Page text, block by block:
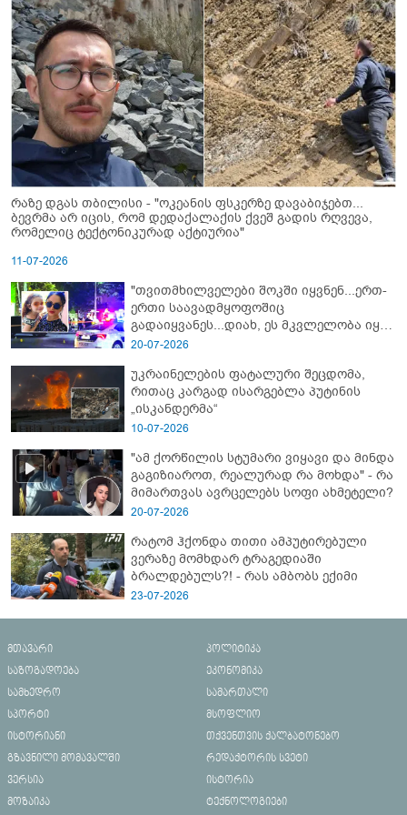
რაზე დგას თბილისი - "ოკეანის ფსკერზე დავაბიჯებთ...
ბევრმა არ იცის, რომ დედაქალაქის ქვეშ გადის რღვევა,
რომელიც ტექტონიკურად აქტიურია"
11-07-2026
"თვითმხილველები შოკში იყვნენ...ერთ-
ერთი საავადმყოფოშიც
გადაიყვანეს...დიახ, ეს მკვლელობა იყო"
- გორში დატრიალებული ტრაგედიის
20-07-2026
უკრაინელების ფატალური შეცდომა,
რითაც კარგად ისარგებლა პუტინის
„ისკანდერმა“
10-07-2026
"ამ ქორწილის სტუმარი ვიყავი და მინდა
გაგიზიაროთ, რეალურად რა მოხდა" - რა
მიმართვას ავრცელებს სოფი ახმეტელი?
20-07-2026
რატომ ჰქონდა თითი ამპუტირებული
ვერაზე მომხდარ ტრაგედიაში
ბრალდებულს?! - რას ამბობს ექიმი
23-07-2026
მთავარი
პოლიტიკა
საზოგადოება
ეკონომიკა
სამხედრო
სამართალი
სპორტი
მსოფლიო
ისტორიანი
თქვენთვის ქალბატონებო
გზავნილი მომავალში
რედაქტორის სვეტი
ვერსია
ისტორია
მოზაიკა
ტექნოლოგიები